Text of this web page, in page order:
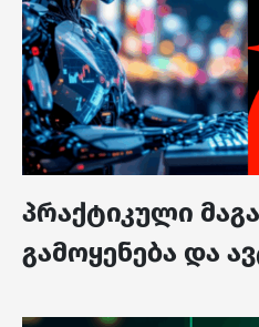
პრაქტიკული
გამოყენება და